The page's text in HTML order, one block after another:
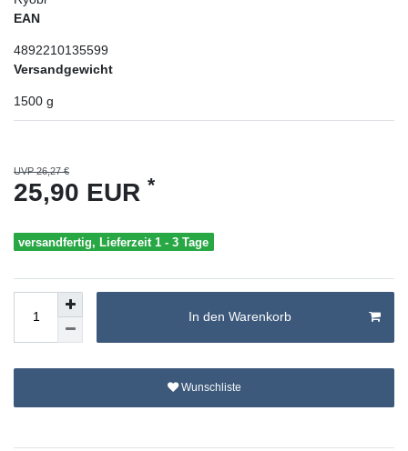
EAN
4892210135599
Versandgewicht
1500 g
UVP 26,27 €
25,90 EUR *
versandfertig, Lieferzeit 1 - 3 Tage
In den Warenkorb
Wunschliste